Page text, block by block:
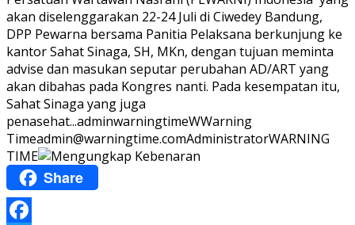
akan diselenggarakan 22-24 Juli di Ciwedey Bandung,
DPP Pewarna bersama Panitia Pelaksana berkunjung ke
kantor Sahat Sinaga, SH, MKn, dengan tujuan meminta
advise dan masukan seputar perubahan AD/ART yang
akan dibahas pada Kongres nanti. Pada kesempatan itu,
Sahat Sinaga yang juga
penasehat...adminwarningtimeWWarning
Timeadmin@warningtime.comAdministratorWARNING
TIME
Share